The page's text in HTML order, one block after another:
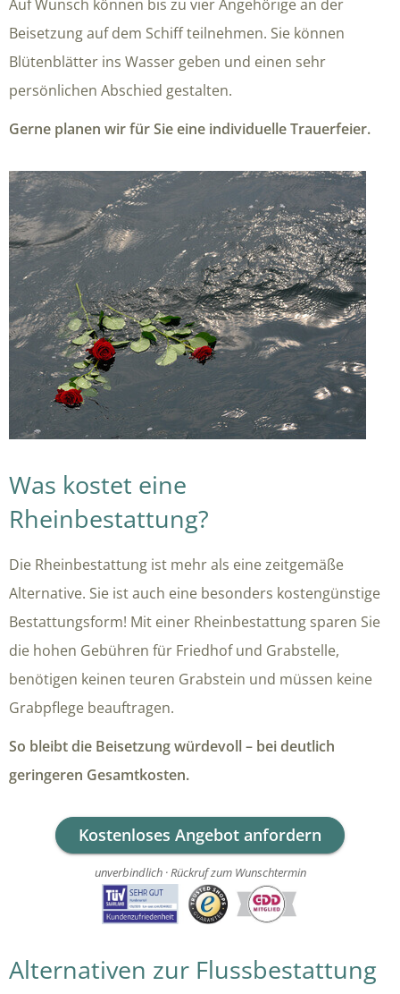
Auf Wunsch können bis zu vier Angehörige an der
Beisetzung auf dem Schiff teilnehmen. Sie können
Blütenblätter ins Wasser geben und einen sehr
persönlichen Abschied gestalten.
Gerne planen wir für Sie eine individuelle Trauerfeier.
Was kostet eine
Rheinbestattung?
Die Rheinbestattung ist mehr als eine zeitgemäße
Alternative. Sie ist auch eine besonders kostengünstige
Bestattungsform! Mit einer Rheinbestattung sparen Sie
die hohen Gebühren für Friedhof und Grabstelle,
benötigen keinen teuren Grabstein und müssen keine
Grabpflege beauftragen.
So bleibt die Beisetzung würdevoll – bei deutlich
geringeren Gesamtkosten.
Kostenloses Angebot anfordern
unverbindlich · Rückruf zum Wunschtermin
Alternativen zur Flussbestattung